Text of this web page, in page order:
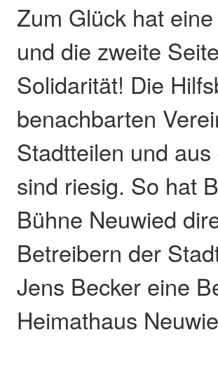
Zum Glück hat
und die zweite
Solidarität! Die
benachbarten
Stadtteilen und
sind riesig. So hat
Bühne Neuwied
Betreibern der
Jens Becker eine
Heimathaus